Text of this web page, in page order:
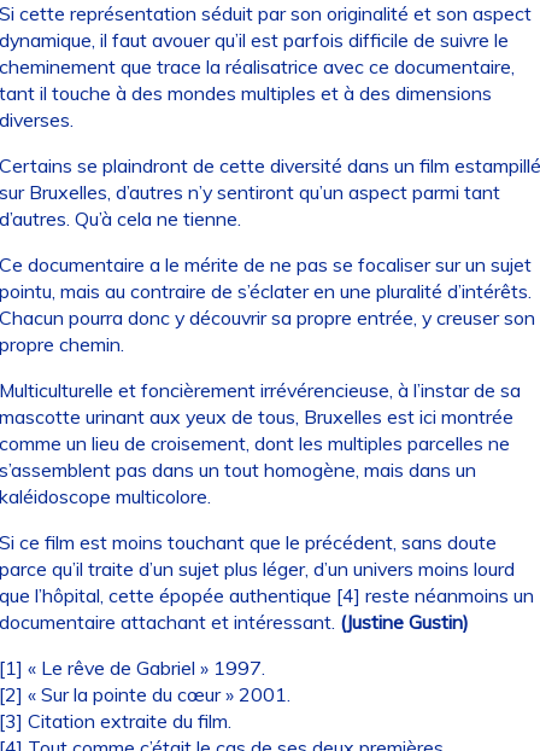
cette représentation séduit par son originalité et son aspect
il faut avouer qu’il est parfois difficile de suivre le
que trace la réalisatrice avec ce documentaire,
il touche à des mondes multiples et à des dimensions
se plaindront de cette diversité dans un film estampillé
Bruxelles, d’autres n’y sentiront qu’un aspect parmi tant
Qu’à cela ne tienne.
documentaire a le mérite de ne pas se focaliser sur un sujet
mais au contraire de s’éclater en une pluralité d’intérêts.
pourra donc y découvrir sa propre entrée, y creuser son
chemin.
et foncièrement irrévérencieuse, à l’instar de sa
urinant aux yeux de tous, Bruxelles est ici montrée
un lieu de croisement, dont les multiples parcelles ne
pas dans un tout homogène, mais dans un
multicolore.
ce film est moins touchant que le précédent, sans doute
qu’il traite d’un sujet plus léger, d’un univers moins lourd
l’hôpital, cette épopée authentique [4] reste néanmoins un
attachant et intéressant. (Justine Gustin)
« Le rêve de Gabriel » 1997.
« Sur la pointe du cœur » 2001.
Citation extraite du film.